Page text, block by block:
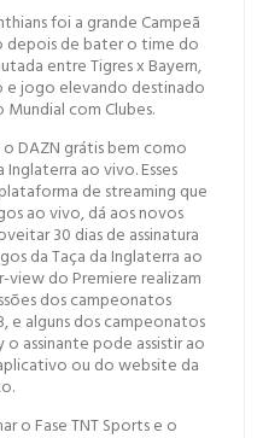
foi a grande Campeã
depois de bater o time do
entre Tigres x Bayern,
e jogo elevando destinado
com Clubes.
DAZN grátis bem como
ao vivo. Esses
de streaming que
ao vivo, dá aos novos
30 dias de assinatura
da Taça da Inglaterra ao
view do Premiere realizam
dos campeonatos
e alguns dos campeonatos
o assinante pode assistir ao
ou do website da
o Fase TNT Sports e o